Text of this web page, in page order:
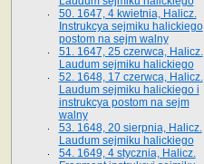
50. 1647, 4 kwietnia, Halicz.
Instrukcya sejmiku halickiego
postom na sejm walny
51. 1647, 25 czerwca, Halicz.
Laudum sejmiku halickiego
52. 1648, 17 czerwca, Halicz.
Laudum sejmiku halickiego i
instrukcya postom na sejm
walny
53. 1648, 20 sierpnia, Halicz.
Laudum sejmiku halickiego
54. 1649, 4 stycznia, Halicz.